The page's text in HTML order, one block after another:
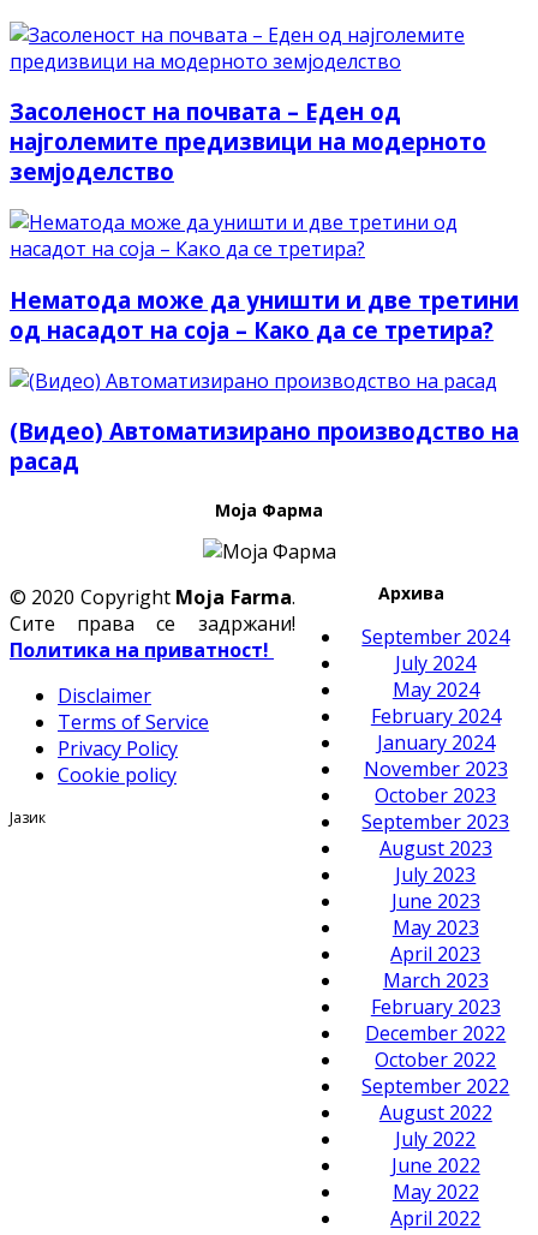
Засоленост на почвата – Еден од
најголемите предизвици на модерното
земјоделство
Нематода може да уништи и две третини
од насадот на соја – Како да се третира?
(Видео) Автоматизирано производство на
расад
Моја Фарма
Архива
September 2024
July 2024
May 2024
February 2024
January 2024
November 2023
October 2023
September 2023
August 2023
July 2023
June 2023
May 2023
April 2023
March 2023
February 2023
December 2022
October 2022
September 2022
August 2022
July 2022
June 2022
May 2022
April 2022
© 2020 Copyright Moja Farma.
Сите права се задржани!
Политика на приватност!
Disclaimer
Terms of Service
Privacy Policy
Cookie policy
Јазик